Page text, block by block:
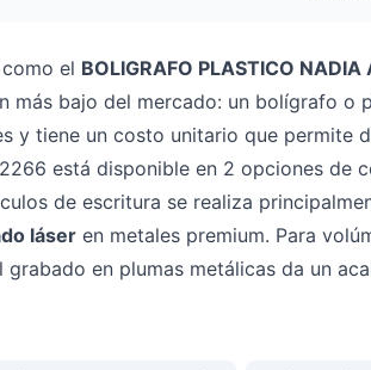
el BOLIGRAFO PLASTICO
más bajo del mercado: un bolígrafo o
y tiene un costo unitario que permite
está disponible en 2 opciones de
de escritura se realiza
láser en metales premium. Para
grabado en plumas metálicas da un